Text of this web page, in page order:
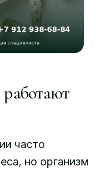
часто
но организм